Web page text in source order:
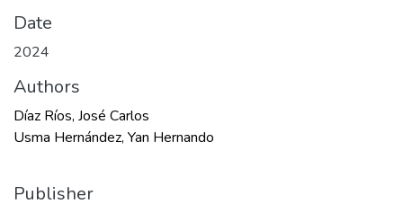
Date
2024
Authors
Díaz Ríos, José Carlos
Usma Hernández, Yan Hernando
Publisher